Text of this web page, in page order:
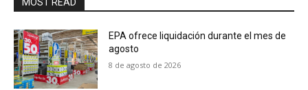
EPA ofrece liquidación durante el mes de
agosto
8 de agosto de 2026